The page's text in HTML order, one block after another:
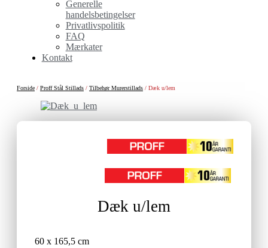
Generelle
handelsbetingelser
Privatlivspolitik
FAQ
Mærkater
Kontakt
Forside / Proff Stål Stillads / Tilbehør Murerstillads / Dæk u/lem
Dæk u/lem
60 x 165,5 cm